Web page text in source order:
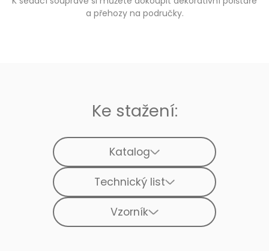
a přehozy na područky.
Ke stažení:
Katalog
Technický list
Vzorník